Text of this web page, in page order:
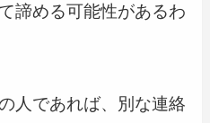
諦める可能性があるわ
人であれば、別な連絡